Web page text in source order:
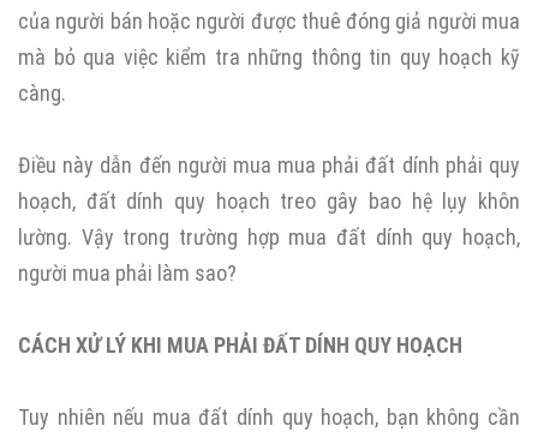
của người bán hoặc người được thuê đóng giả người mua
mà bỏ qua việc kiểm tra những thông tin quy hoạch kỹ
càng.
Điều này dẫn đến người mua mua phải đất dính phải quy
hoạch, đất dính quy hoạch treo gây bao hệ lụy khôn
lường. Vậy trong trường hợp mua đất dính quy hoạch,
người mua phải làm sao?
CÁCH XỬ LÝ KHI MUA PHẢI ĐẤT DÍNH QUY HOẠCH
Tuy nhiên nếu mua đất dính quy hoạch, bạn không cần